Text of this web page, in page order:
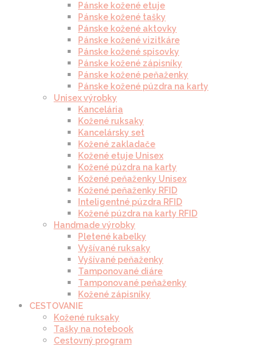
Pánske kožené etuje
Pánske kožené tašky
Pánske kožené aktovky
Pánske kožené vizitkáre
Pánske kožené spisovky
Pánske kožené zápisníky
Pánske kožené peňaženky
Pánske kožené púzdra na karty
Unisex výrobky
Kancelária
Kožené ruksaky
Kancelársky set
Kožené zakladače
Kožené etuje Unisex
Kožené púzdra na karty
Kožené peňaženky Unisex
Kožené peňaženky RFID
Inteligentné púzdra RFID
Kožené púzdra na karty RFID
Handmade výrobky
Pletené kabelky
Vyšívané ruksaky
Vyšívané peňaženky
Tamponované diáre
Tamponované peňaženky
Kožené zápisníky
CESTOVANIE
Kožené ruksaky
Tašky na notebook
Cestovný program